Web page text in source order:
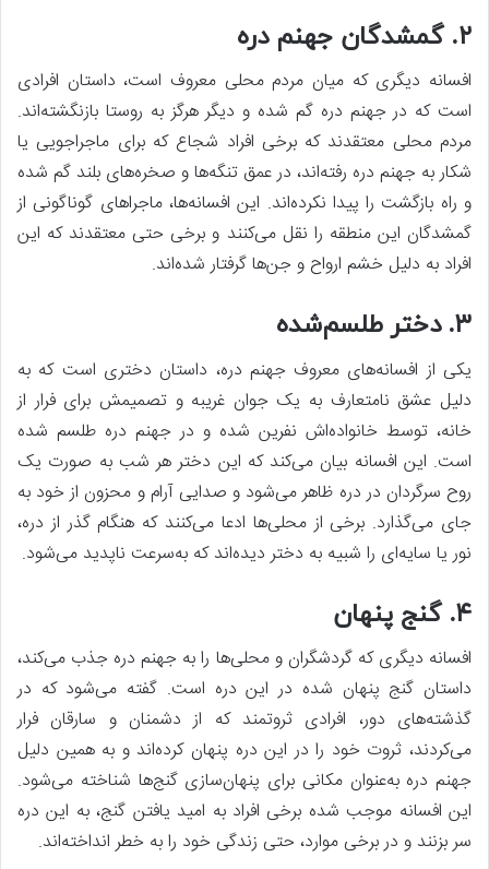
۲. گمشدگان جهنم دره
افسانه دیگری که میان مردم محلی معروف است، داستان افرادی
است که در جهنم دره گم شده و دیگر هرگز به روستا بازنگشته‌اند.
مردم محلی معتقدند که برخی افراد شجاع که برای ماجراجویی یا
شکار به جهنم دره رفته‌اند، در عمق تنگه‌ها و صخره‌های بلند گم شده
و راه بازگشت را پیدا نکرده‌اند. این افسانه‌ها، ماجراهای گوناگونی از
گمشدگان این منطقه را نقل می‌کنند و برخی حتی معتقدند که این
افراد به دلیل خشم ارواح و جن‌ها گرفتار شده‌اند.
۳. دختر طلسم‌شده
یکی از افسانه‌های معروف جهنم دره، داستان دختری است که به
دلیل عشق نامتعارف به یک جوان غریبه و تصمیمش برای فرار از
خانه، توسط خانواده‌اش نفرین شده و در جهنم دره طلسم شده
است. این افسانه بیان می‌کند که این دختر هر شب به صورت یک
روح سرگردان در دره ظاهر می‌شود و صدایی آرام و محزون از خود به
جای می‌گذارد. برخی از محلی‌ها ادعا می‌کنند که هنگام گذر از دره،
نور یا سایه‌ای را شبیه به دختر دیده‌اند که به‌سرعت ناپدید می‌شود.
۴. گنج پنهان
افسانه دیگری که گردشگران و محلی‌ها را به جهنم دره جذب می‌کند،
داستان گنج پنهان شده در این دره است. گفته می‌شود که در
گذشته‌های دور، افرادی ثروتمند که از دشمنان و سارقان فرار
می‌کردند، ثروت خود را در این دره پنهان کرده‌اند و به همین دلیل
جهنم دره به‌عنوان مکانی برای پنهان‌سازی گنج‌ها شناخته می‌شود.
این افسانه موجب شده برخی افراد به امید یافتن گنج، به این دره
سر بزنند و در برخی موارد، حتی زندگی خود را به خطر انداخته‌اند.